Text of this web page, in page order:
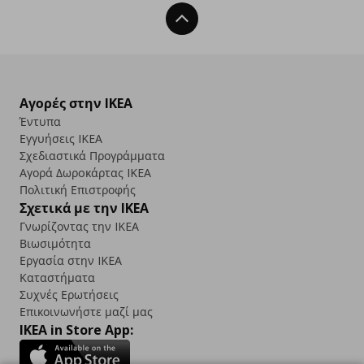
Back To Top
Αγορές στην IKEA
Έντυπα
Εγγυήσεις IKEA
Σχεδιαστικά Προγράμματα
Αγορά Δωρoκάρτας IKEA
Πολιτική Επιστροφής
Σχετικά με την IKEA
Γνωρίζοντας την IKEA
Βιωσιμότητα
Εργασία στην IKEA
Καταστήματα
Συχνές Ερωτήσεις
Επικοινωνήστε μαζί μας
IKEA in Store App: